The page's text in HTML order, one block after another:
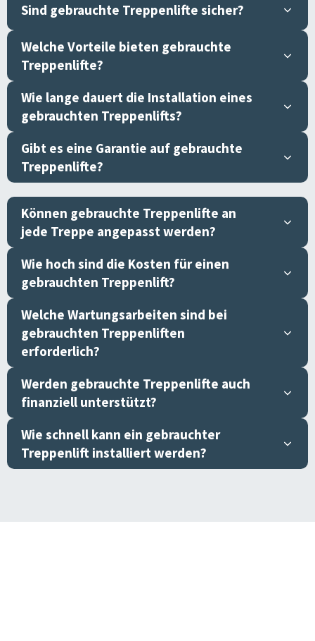
Sind gebrauchte Treppenlifte sicher?
Welche Vorteile bieten gebrauchte
Treppenlifte?
Wie lange dauert die Installation eines
gebrauchten Treppenlifts?
Gibt es eine Garantie auf gebrauchte
Treppenlifte?
Können gebrauchte Treppenlifte an
jede Treppe angepasst werden?
Wie hoch sind die Kosten für einen
gebrauchten Treppenlift?
Welche Wartungsarbeiten sind bei
gebrauchten Treppenliften
erforderlich?
Werden gebrauchte Treppenlifte auch
finanziell unterstützt?
Wie schnell kann ein gebrauchter
Treppenlift installiert werden?